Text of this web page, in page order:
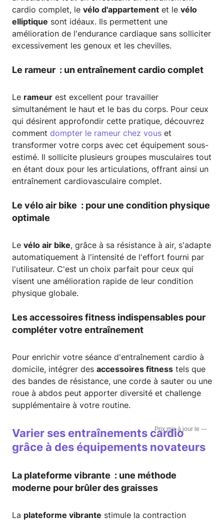
cardio complet, le vélo d'appartement et le vélo
elliptique sont idéaux. Ils permettent une
amélioration de l'endurance cardiaque sans solliciter
excessivement les genoux et les chevilles.
Le rameur : un entraînement cardio complet
Le rameur est excellent pour travailler
simultanément le haut et le bas du corps. Pour ceux
qui désirent approfondir cette pratique, découvrez
comment dompter le rameur chez vous et
transformer votre corps avec cet équipement sous-
estimé. Il sollicite plusieurs groupes musculaires tout
en étant doux pour les articulations, offrant ainsi un
entraînement cardiovasculaire complet.
Le vélo air bike : pour une condition physique
optimale
Le vélo air bike, grâce à sa résistance à air, s'adapte
automatiquement à l'intensité de l'effort fourni par
l'utilisateur. C'est un choix parfait pour ceux qui
visent une amélioration rapide de leur condition
physique globale.
Les accessoires fitness indispensables pour
compléter votre entraînement
Pour enrichir votre séance d'entraînement cardio à
domicile, intégrer des accessoires fitness tels que
des bandes de résistance, une corde à sauter ou une
roue à abdos peut apporter diversité et challenge
supplémentaire à votre routine.
—
Varier ses entraînements cardio
grâce à des équipements novateurs
La plateforme vibrante : une méthode
moderne pour brûler des graisses
La plateforme vibrante stimule la contraction